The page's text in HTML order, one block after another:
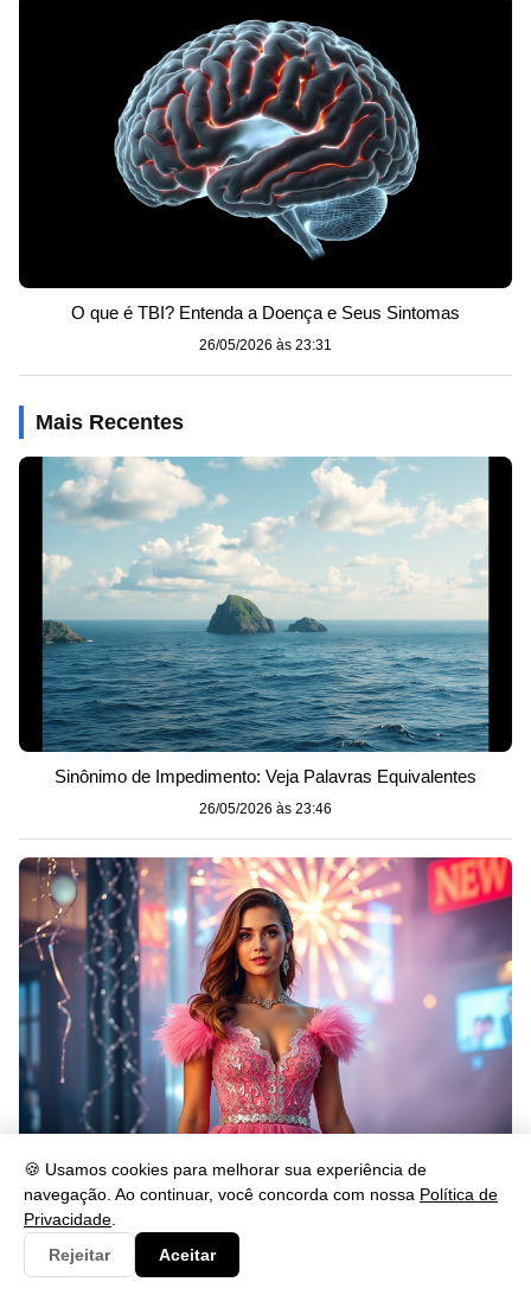
🍪 Usamos cookies para melhorar sua experiência de
navegação. Ao continuar, você concorda com nossa Política de
Privacidade
Rejeitar
Aceitar
O que é TBI? Entenda a Doença e Seus Sintomas
26/05/2026 às 23:31
Mais Recentes
Sinônimo de Impedimento: Veja Palavras Equivalentes
26/05/2026 às 23:46
O que Significa Passar o Ano Novo de Rosa?